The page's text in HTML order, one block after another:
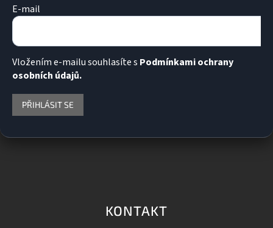
E-mail
Vložením e-mailu souhlasíte s Podmínkami ochrany
osobních údajů.
PŘIHLÁSIT SE
KONTAKT